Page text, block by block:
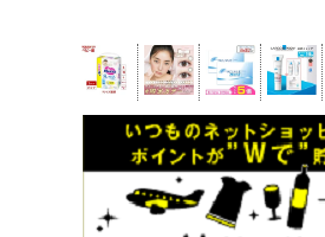
ます。番組名王様のブランチ
【LiSAと鬼滅トーク▽ジャンポ
ケお買い物▽紅葉のオ...
ます。
楽しめ
芸能人